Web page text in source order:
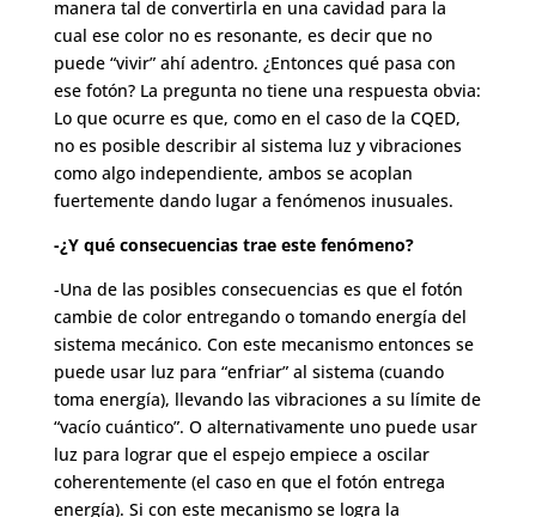
manera tal de convertirla en una cavidad para la
cual ese color no es resonante, es decir que no
puede “vivir” ahí adentro. ¿Entonces qué pasa con
ese fotón? La pregunta no tiene una respuesta obvia:
Lo que ocurre es que, como en el caso de la CQED,
no es posible describir al sistema luz y vibraciones
como algo independiente, ambos se acoplan
fuertemente dando lugar a fenómenos inusuales.
-¿Y qué consecuencias trae este fenómeno?
-Una de las posibles consecuencias es que el fotón
cambie de color entregando o tomando energía del
sistema mecánico. Con este mecanismo entonces se
puede usar luz para “enfriar” al sistema (cuando
toma energía), llevando las vibraciones a su límite de
“vacío cuántico”. O alternativamente uno puede usar
luz para lograr que el espejo empiece a oscilar
coherentemente (el caso en que el fotón entrega
energía). Si con este mecanismo se logra la